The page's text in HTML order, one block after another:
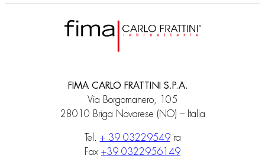
FIMA CARLO FRATTINI S.P.A.
Via Borgomanero, 105
28010 Briga Novarese (NO) – Italia
Tel. + 39 03229549ra
Fax +39 0322956149